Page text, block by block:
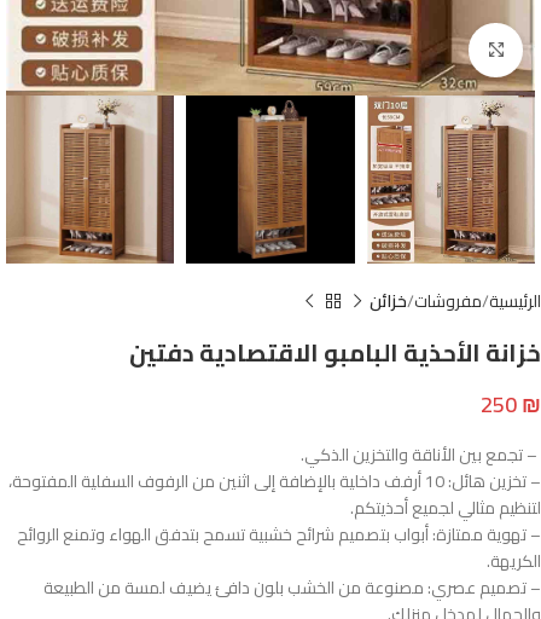
Click to enlarge
الرئيسية مفروشات خزائن
خزانة الأحذية البامبو الاقتصادية دفتين
250₪
– تجمع بين الأناقة والتخزين الذكي.
– تخزين هائل: 10 أرفف داخلية بالإضافة إلى اثنين من الرفوف السفلية المفتوحة،
لتنظيم مثالي لجميع أحذيتكم.
– تهوية ممتازة: أبواب بتصميم شرائح خشبية تسمح بتدفق الهواء وتمنع الروائح
الكريهة.
– تصميم عصري: مصنوعة من الخشب بلون دافئ يضيف لمسة من الطبيعة